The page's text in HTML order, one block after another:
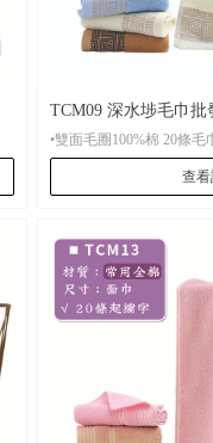
TCM09 深水埗毛巾
批量訂購主力款•雙面毛圈100%
•材 質： 雙面毛圈100%棉
•尺 寸：洗面毛巾尺寸
•包 裝： 每條全新獨立OPP包裝袋，可按客人要求
選用特別禮品包裝
•貨 期： 常規7-15天左右貨期，繡花毛巾設有急單
查